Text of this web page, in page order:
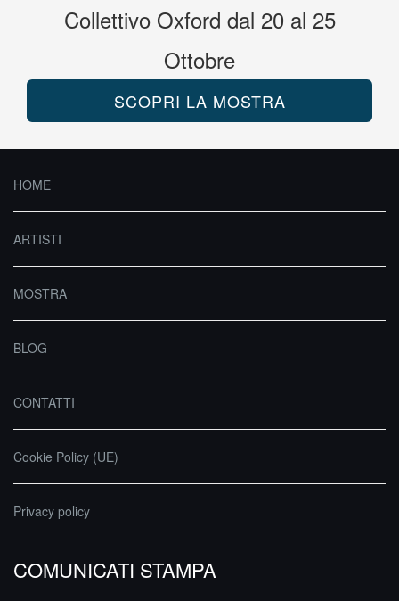
Collettivo Oxford dal 20 al 25
Ottobre
SCOPRI LA MOSTRA
HOME
ARTISTI
MOSTRA
BLOG
CONTATTI
Cookie Policy (UE)
Privacy policy
COMUNICATI STAMPA